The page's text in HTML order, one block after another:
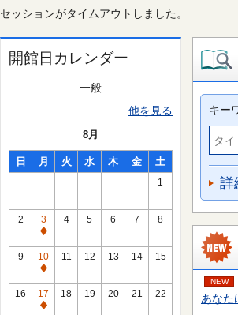
セッションがタイムアウトしました。
開館日カレンダー
一般
他を見る
8月
日 月 火 水 木 金 土
1
2
3
通
常
休
館
日
4 5 6 7 8
9
10
通
常
休
11 12 13 14 15
16
17
通
18 19 20 21 22
キー
詳
NEW
あなた